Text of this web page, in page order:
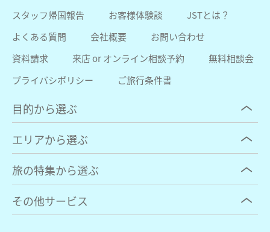
スタッフ帰国報告
お客様体験談
JSTとは？
よくある質問
会社概要
お問い合わせ
資料請求
来店 or オンライン相談予約
無料相談会
プライバシポリシー
ご旅行条件書
目的から選ぶ
エリアから選ぶ
旅の特集から選ぶ
その他サービス